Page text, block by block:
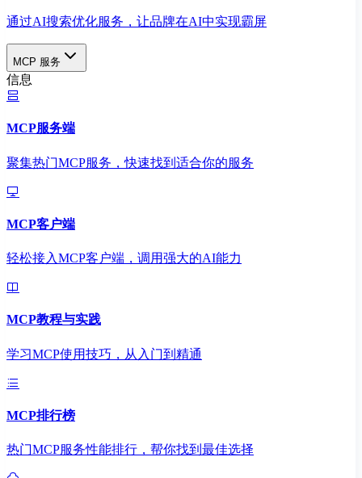
通过AI搜索优化服务，让品牌在AI中实现霸屏
MCP 服务
信息
MCP服务端
聚集热门MCP服务，快速找到适合你的服务
MCP客户端
轻松接入MCP客户端，调用强大的AI能力
MCP教程与实践
学习MCP使用技巧，从入门到精通
MCP排行榜
热门MCP服务性能排行，帮你找到最佳选择